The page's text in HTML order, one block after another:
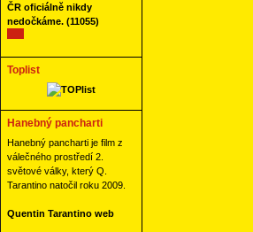
ČR oficiálně nikdy
nedočkáme. (11055)
Toplist
Hanebný pancharti
Hanebný pancharti je film z
válečného prostředí 2.
světové války, který Q.
Tarantino natočil roku 2009.
Quentin Tarantino web